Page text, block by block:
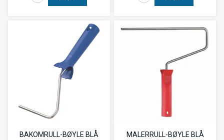
BAKOMRULL-BØYLE BLÅ MALERRULL-BØYLE BLÅ